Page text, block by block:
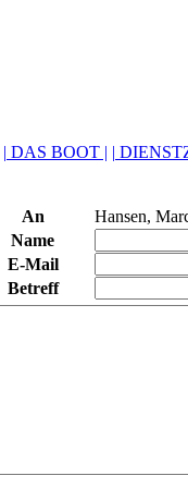
| DAS BOOT | |
An
Hansen,
Name
E-Mail
Betreff